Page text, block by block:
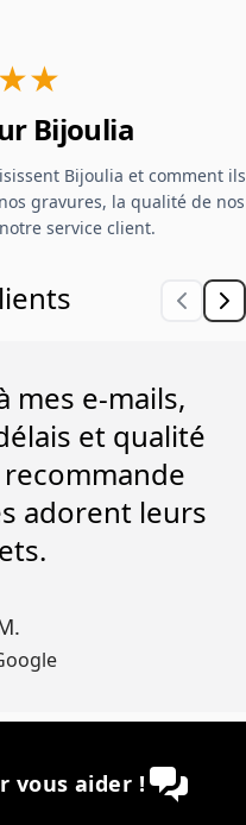
Bijoulia
Bijoulia et comment ils
gravures, la qualité de nos
service client.
mes e-mails,
et qualité
adorent leurs
vous aider !